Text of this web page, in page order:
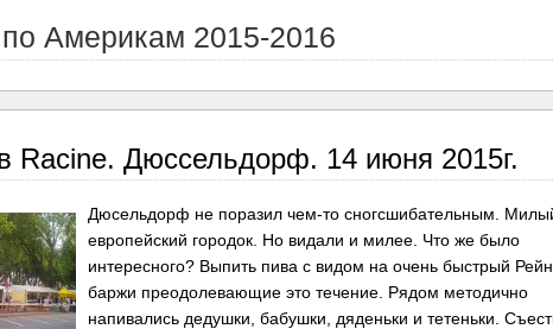
Америкам 2015-2016
Racine. Дюссельдорф. 14 июня 2015г.
Дюсельдорф не поразил чем-то сногсшибательным.
европейский городок. Но видали и милее. Что же было
интересного? Выпить пива с видом на очень быстрый
баржи преодолевающие это течение. Рядом методично
напивались дедушки, бабушки, дяденьки и тетеньки.